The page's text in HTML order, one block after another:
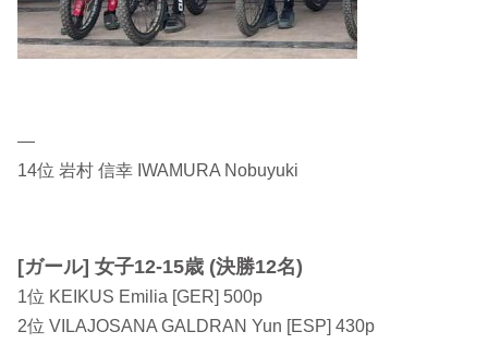
—
14位 岩村 信幸 IWAMURA Nobuyuki
[ガール] 女子12-15歳 (決勝12名)
1位 KEIKUS Emilia [GER] 500p
2位 VILAJOSANA GALDRAN Yun [ESP] 430p